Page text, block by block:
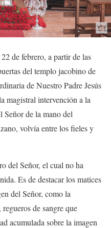
de febrero, a partir de las
del templo jacobino de
de Nuestro Padre Jesús
magistral intervención a la
Señor de la mano del
volvía entre los fieles y
del Señor, el cual no ha
Es de destacar los matices
del Señor, como la
de sangre que
acumulada sobre la imagen